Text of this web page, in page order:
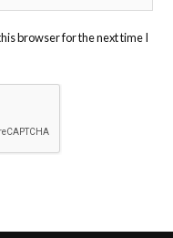
browser for the next time I